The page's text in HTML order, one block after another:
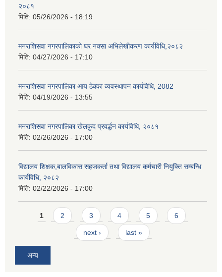
२०८१
मिति: 05/26/2026 - 18:19
मनराशिसवा नगरपालिकाको घर नक्सा अभिलेखीकरण कार्यविधि,२०८२
मिति: 04/27/2026 - 17:10
मनराशिसवा नगरपालिका आय ठेक्का व्यवस्थापन कार्यविधि, 2082
मिति: 04/19/2026 - 13:55
मनराशिसवा नगरपालिका खेलकुद प्रवर्द्धन कार्यविधि, २०८१
मिति: 02/26/2026 - 17:00
विद्यालय शिक्षक,बालविकास सहजकर्ता तथा विद्यालय कर्मचारी नियुक्ति सम्बन्धि
कार्यविधि, २०८२
मिति: 02/22/2026 - 17:00
Pages
1 2 3 4 5 6
next › last »
अन्य